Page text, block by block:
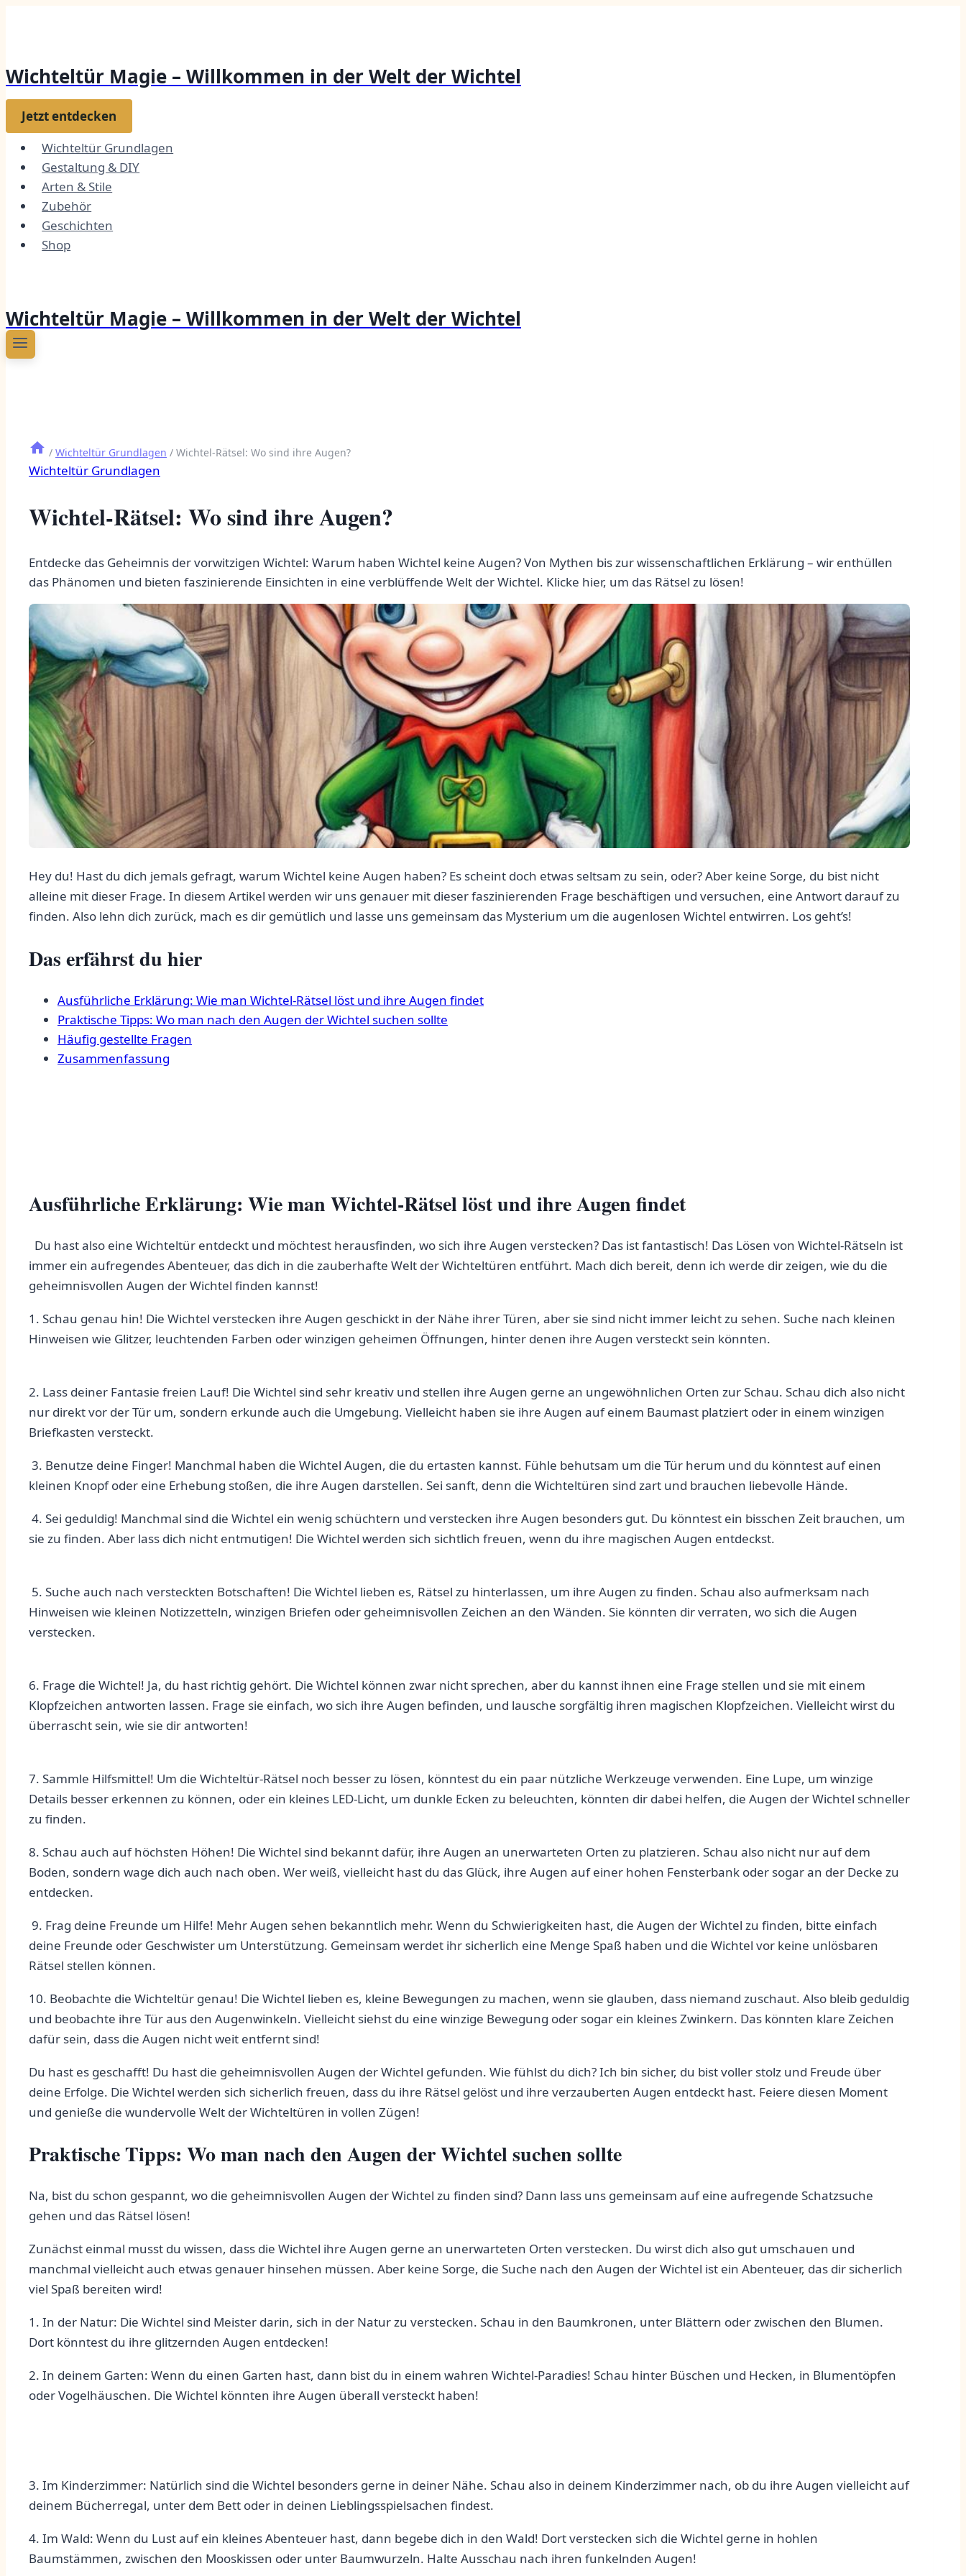
Wichteltür Magie – Willkommen in der Welt der Wichtel
Jetzt entdecken
Wichteltür Grundlagen
Gestaltung & DIY
Arten & Stile
Zubehör
Geschichten
Shop
Wichteltür Magie – Willkommen in der Welt der Wichtel
/ Wichteltür Grundlagen / Wichtel-Rätsel: Wo sind ihre Augen?
Wichteltür Grundlagen
Wichtel-Rätsel: Wo sind ihre Augen?
Entdecke das Geheimnis der vorwitzigen Wichtel: Warum haben Wichtel keine Augen? Von Mythen bis zur wissenschaftlichen Erklärung – wir enthüllen
das Phänomen und bieten faszinierende Einsichten in eine verblüffende Welt der Wichtel. Klicke hier, um das Rätsel zu lösen!
Hey du! Hast ⁢du dich jemals gefragt, warum Wichtel keine Augen haben? Es scheint doch etwas seltsam zu sein,​ oder? ​Aber keine ‍Sorge, du bist nicht
alleine mit​ dieser Frage. In diesem‍ Artikel werden wir uns genauer mit dieser faszinierenden Frage beschäftigen und versuchen, eine Antwort darauf zu
finden. Also ⁤lehn dich ⁢zurück, mach es dir‍ gemütlich und lasse uns gemeinsam ‌das‍ Mysterium um die augenlosen Wichtel entwirren. Los geht’s!
Das erfährst du hier
Ausführliche Erklärung:⁤ Wie man Wichtel-Rätsel löst und ihre​ Augen findet
Praktische Tipps:‌ Wo man nach den Augen der Wichtel suchen sollte
Häufig‌ gestellte Fragen
Zusammenfassung
Ausführliche Erklärung: Wie man Wichtel-Rätsel löst und ihre ​Augen⁤ findet
‍ ⁤ Du ​hast also eine Wichteltür entdeckt und möchtest herausfinden, wo sich ihre Augen verstecken? Das ist fantastisch! Das Lösen von Wichtel-Rätseln ist
immer ein‍ aufregendes Abenteuer, das dich in die zauberhafte Welt der Wichteltüren entführt.​ Mach dich bereit, denn ich werde​ dir zeigen, wie du die
geheimnisvollen Augen der ​Wichtel finden kannst!
1. Schau genau hin! Die Wichtel verstecken ihre Augen geschickt ‌in der Nähe⁤ ihrer Türen, aber sie sind nicht immer leicht zu sehen. Suche nach kleinen
Hinweisen wie Glitzer,⁢ leuchtenden Farben oder winzigen geheimen Öffnungen, hinter denen ihre Augen versteckt ⁣sein‍ könnten.
2. Lass deiner Fantasie freien Lauf! Die Wichtel sind sehr kreativ und stellen ihre Augen gerne an ungewöhnlichen Orten zur Schau. Schau dich also nicht
nur direkt vor⁣ der Tür um, sondern erkunde​ auch die Umgebung. Vielleicht haben sie ihre Augen auf einem⁣ Baumast platziert oder in einem winzigen
Briefkasten versteckt.
⁣ 3. Benutze deine Finger! Manchmal haben die Wichtel Augen, die du ertasten kannst. Fühle behutsam um die Tür herum und du könntest auf einen
kleinen Knopf oder eine Erhebung stoßen, die ihre ⁤Augen darstellen. Sei sanft, denn die Wichteltüren sind zart⁤ und brauchen liebevolle Hände.
⁤ 4. Sei geduldig! Manchmal sind ‌die Wichtel ein wenig schüchtern und verstecken ihre Augen besonders gut. Du könntest ein⁢ bisschen Zeit brauchen, um‍
sie zu finden. Aber lass dich nicht entmutigen! Die Wichtel werden sich sichtlich freuen, wenn du ihre magischen Augen entdeckst.
​ 5. Suche auch nach versteckten Botschaften! Die Wichtel ⁣lieben es, Rätsel zu hinterlassen, um ihre Augen zu finden. Schau ⁣also aufmerksam nach ​
Hinweisen wie kleinen Notizzetteln, winzigen Briefen oder geheimnisvollen Zeichen an ‍den Wänden. Sie könnten dir verraten, wo‍ sich die Augen​
verstecken.
6. Frage die Wichtel! Ja, du hast richtig gehört. Die Wichtel können zwar nicht sprechen, aber du kannst ihnen eine Frage stellen und sie mit einem⁣
Klopfzeichen antworten lassen. Frage sie einfach, ⁢wo sich ihre Augen befinden, ‍und lausche sorgfältig ihren magischen Klopfzeichen. Vielleicht wirst du
‌überrascht sein, wie sie dir antworten!
7. ‌Sammle Hilfsmittel! Um die Wichteltür-Rätsel noch besser​ zu lösen, könntest du ein paar nützliche Werkzeuge verwenden. Eine Lupe, um winzige
Details besser erkennen zu​ können, oder ein kleines LED-Licht, um dunkle Ecken zu beleuchten, könnten dir dabei helfen, die Augen der Wichtel schneller
zu finden.
8. Schau auch auf höchsten Höhen! Die Wichtel sind bekannt dafür, ihre Augen an unerwarteten Orten‌ zu platzieren. Schau also nicht nur auf dem
Boden, sondern wage dich‍ auch nach oben. Wer weiß, vielleicht hast du das‌ Glück, ihre Augen auf einer hohen Fensterbank oder sogar an der ‍Decke zu
entdecken.
​ 9. Frag deine Freunde um Hilfe!⁣ Mehr Augen sehen bekanntlich mehr. Wenn du Schwierigkeiten hast, die Augen der Wichtel zu finden, ⁢bitte einfach
deine Freunde oder Geschwister ⁤um Unterstützung. Gemeinsam werdet ihr sicherlich eine Menge Spaß haben und die Wichtel vor keine unlösbaren
Rätsel stellen können.
10. Beobachte die ⁤Wichteltür genau! Die Wichtel lieben es, kleine Bewegungen zu machen, wenn sie glauben, dass niemand zuschaut. Also bleib geduldig
und beobachte ihre Tür aus den Augenwinkeln. Vielleicht siehst du eine ‌winzige Bewegung oder sogar ein kleines Zwinkern. Das könnten klare Zeichen
dafür sein, dass die Augen nicht weit entfernt ​sind!
Du hast es geschafft! Du hast die⁢ geheimnisvollen ‌Augen der Wichtel gefunden. Wie ⁣fühlst du dich? Ich bin sicher, du bist voller‌ stolz und Freude über
deine Erfolge. Die Wichtel werden sich sicherlich freuen, dass du ihre Rätsel gelöst und ihre⁣ verzauberten Augen entdeckt hast. Feiere diesen Moment⁤
und genieße die wundervolle Welt der Wichteltüren in vollen⁢ Zügen!
Praktische Tipps:⁣ Wo man‍ nach den ‍Augen der Wichtel suchen sollte
Na, bist du schon gespannt, wo die geheimnisvollen Augen⁤ der Wichtel zu finden sind? Dann lass ​uns gemeinsam ⁤auf eine aufregende Schatzsuche
gehen und das Rätsel lösen!
Zunächst einmal musst du wissen, dass⁤ die Wichtel ihre Augen gerne an unerwarteten Orten verstecken. Du⁢ wirst dich also gut umschauen und
manchmal vielleicht auch etwas genauer hinsehen müssen. Aber⁢ keine Sorge, ⁤die Suche nach den ​Augen der Wichtel ist ein Abenteuer, das⁤ dir sicherlich
viel Spaß bereiten wird!
1. In der Natur: Die Wichtel sind Meister darin, sich in der⁣ Natur⁤ zu verstecken. Schau‌ in den Baumkronen, unter Blättern oder zwischen den Blumen.
Dort könntest du ‌ihre glitzernden Augen entdecken!
2. In deinem Garten: Wenn du einen Garten ​hast, dann bist du in einem wahren Wichtel-Paradies! Schau hinter Büschen und Hecken, in​ Blumentöpfen
oder Vogelhäuschen. Die Wichtel könnten ihre Augen überall versteckt haben!
3. Im Kinderzimmer: Natürlich sind die Wichtel besonders gerne in deiner Nähe. Schau also in deinem Kinderzimmer nach, ob du ihre Augen vielleicht auf
deinem Bücherregal, unter dem Bett oder in deinen Lieblingsspielsachen findest.
4. Im Wald: Wenn du Lust auf ein kleines Abenteuer hast, ⁣dann begebe dich in‌ den Wald! Dort verstecken sich die Wichtel gerne in hohlen
Baumstämmen, zwischen den Mooskissen oder unter Baumwurzeln. Halte Ausschau nach ihren funkelnden Augen!